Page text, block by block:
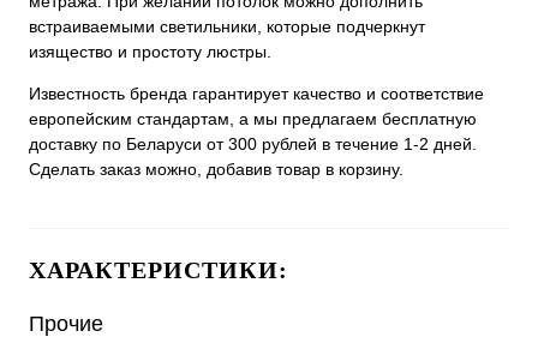
встраиваемыми светильники, которые подчеркнут
изящество и простоту люстры.
Известность бренда гарантирует качество и соответствие
европейским стандартам, а мы предлагаем бесплатную
доставку по Беларуси от 300 рублей в течение 1-2 дней.
Сделать заказ можно, добавив товар в корзину.
ХАРАКТЕРИСТИКИ:
Прочие